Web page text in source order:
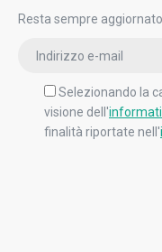
Resta sempre
Selezionando la
visione dell'
finalità riportate nell'